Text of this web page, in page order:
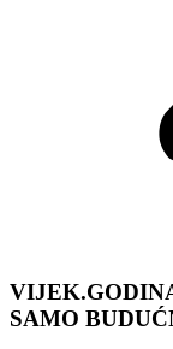
SAMO